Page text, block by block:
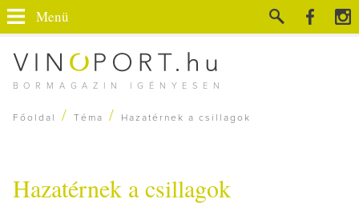
BORMAGAZIN IGÉNYESEN
Menü
Főoldal / Téma / Hazatérnek a csillagok
Hazatérnek a csillagok